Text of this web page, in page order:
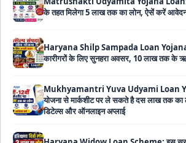
Haryana Shilp Sampada Loan Yojana:
कारीगरों के लिए सुनहरा अवसर, 10 लाख तक के ऋण
Mukhyamantri Yuva Udyami Loan
योजना से मार्कशीट पर ले सकते है दस लाख तक का
Haryana Widow Loan Scheme: इस
मिलता है 3 लाख का लोन, साथ ही 50000 रूपए की